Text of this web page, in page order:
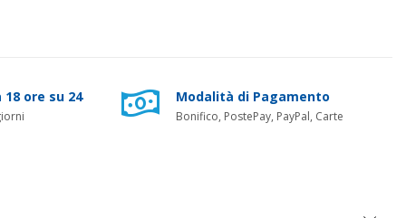
ore su 24 Modalità di Pagamento
Bonifico, PostePay, PayPal, Carte